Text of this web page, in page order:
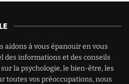
aidons à vous épanouir en vous
des informations et des conseils
la psychologie, le bien-être, les
toutes vos préoccupations, nous